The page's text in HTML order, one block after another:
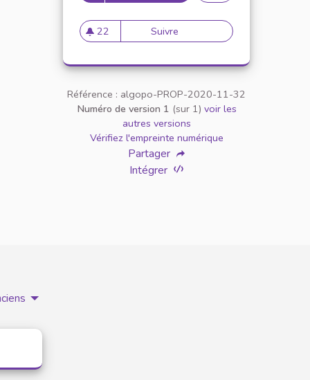
22
22 abonnés
Suivre
Référence : algopo-PROP-2020-11-32
Numéro de version 1 (sur 1) voir les
autres versions
Vérifiez l'empreinte numérique
Partager
Intégrer